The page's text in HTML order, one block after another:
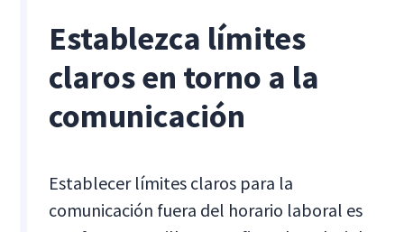
Establezca límites
claros en torno a la
comunicación
Establecer límites claros para la
comunicación fuera del horario laboral es